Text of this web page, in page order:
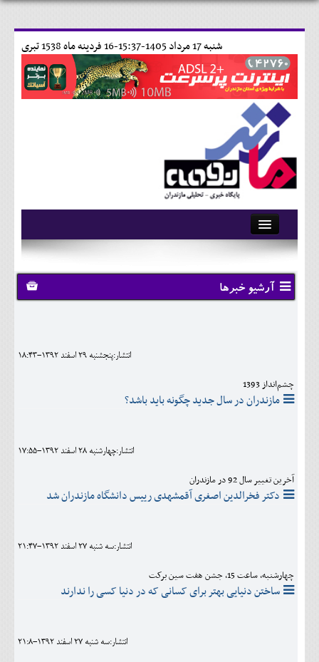
16 فردينه ماه 1538 تبری شنبه 17 مرداد 1405-15:37-
آرشیو
تماس با ما
وبلاگ
کلینیک
فرهنگی و هنری
اقتصادی
آرشیو خبرها
انتشار:پنجشنبه 29 اسفند 1392-18:43
چشم‌انداز 1393
مازندران در سال جدید چگونه باید باشد؟
انتشار:چهارشنبه 28 اسفند 1392-17:55
آخرین تغییر سال 92 در مازندران
دکتر فخرالدین اصغری آقمشهدی رییس دانشگاه مازندران شد
انتشار:سه شنبه 27 اسفند 1392-21:47
چهارشنبه، ساعت 15، جشن هفت سین برکت
ساختن دنیایی بهتر برای کسانی که در دنیا کسی را ندارند
انتشار:سه شنبه 27 اسفند 1392-21:8